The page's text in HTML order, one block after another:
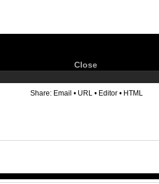
Close
Share: Email • URL • Editor • HTML